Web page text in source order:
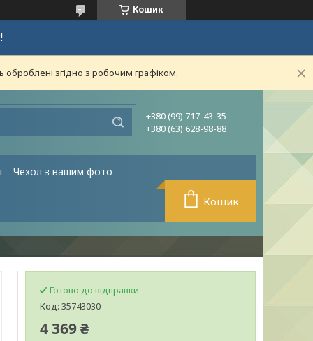
Кошик
згідно з робочим графіком.
+380 (99) 717-43-35
+380 (63) 628-98-88
Чехол з вашим фото
Кошик
Готово до відправки
Код: 35743030
4 369 ₴